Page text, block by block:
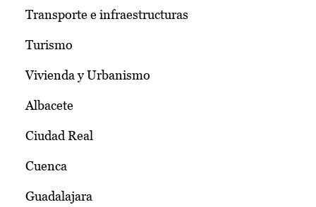
Transporte e infraestructuras
Turismo
Vivienda y Urbanismo
Albacete
Ciudad Real
Cuenca
Guadalajara